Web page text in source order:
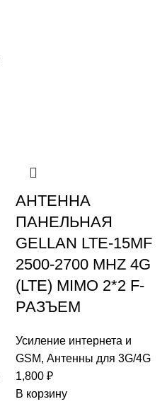
АНТЕННА
ПАНЕЛЬНАЯ
GELLAN LTE-15MF
2500-2700 MHZ 4G
(LTE) MIMO 2*2 F-
РАЗЪЕМ
Усиление интернета и
GSM, Антенны для 3G/4G
1,800 ₽
В корзину